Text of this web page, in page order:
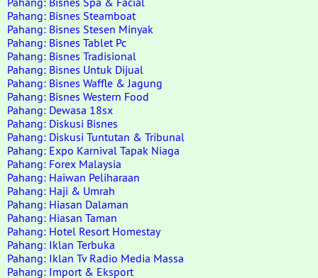
Pahang: Bisnes Steamboat
Pahang: Bisnes Stesen Minyak
Pahang: Bisnes Tablet Pc
Pahang: Bisnes Tradisional
Pahang: Bisnes Untuk Dijual
Pahang: Bisnes Waffle & Jagung
Pahang: Bisnes Western Food
Pahang: Dewasa 18sx
Pahang: Diskusi Bisnes
Pahang: Diskusi Tuntutan & Tribunal
Pahang: Expo Karnival Tapak Niaga
Pahang: Forex Malaysia
Pahang: Haiwan Peliharaan
Pahang: Haji & Umrah
Pahang: Hiasan Dalaman
Pahang: Hiasan Taman
Pahang: Hotel Resort Homestay
Pahang: Iklan Terbuka
Pahang: Iklan Tv Radio Media Massa
Pahang: Import & Eksport